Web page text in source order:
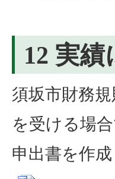
12 実
須坂市財務
を受ける場
申出書を作